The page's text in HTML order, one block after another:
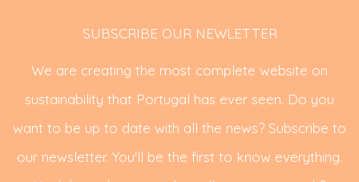
SUBSCRIBE OUR NEWLETTER
We are creating the most complete website on
sustainability that Portugal has ever seen. Do you
want to be up to date with all the news? Subscribe to
our newsletter. You'll be the first to know everything.